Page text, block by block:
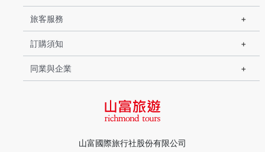
山富國際旅行社股份有限公司
旅客服務
訂購須知
同業與企業